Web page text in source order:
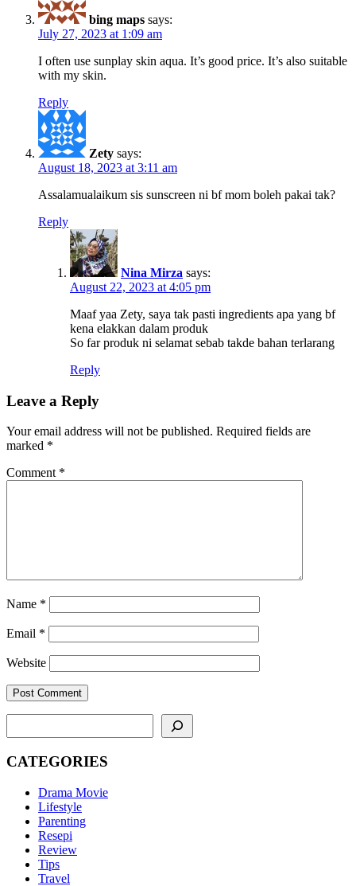
bing maps says:
July 27, 2023 at 1:09 am
I often use sunplay skin aqua. It’s good price. It’s also suitable
with my skin.
Reply
Zety says:
August 18, 2023 at 3:11 am
Assalamualaikum sis sunscreen ni bf mom boleh pakai tak?
Reply
Nina Mirza says:
August 22, 2023 at 4:05 pm
Maaf yaa Zety, saya tak pasti ingredients apa yang bf
kena elakkan dalam produk
So far produk ni selamat sebab takde bahan terlarang
Reply
Leave a Reply
Your email address will not be published. Required fields are
marked *
Comment *
Name *
Email *
Website
CATEGORIES
Drama Movie
Lifestyle
Parenting
Resepi
Review
Tips
Travel